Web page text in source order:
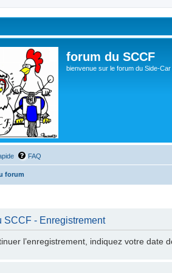
forum du SCCF
bienvenue sur le forum du Side-
FAQ
forum
SCCF - Enregistrement
l’enregistrement, indiquez votre date